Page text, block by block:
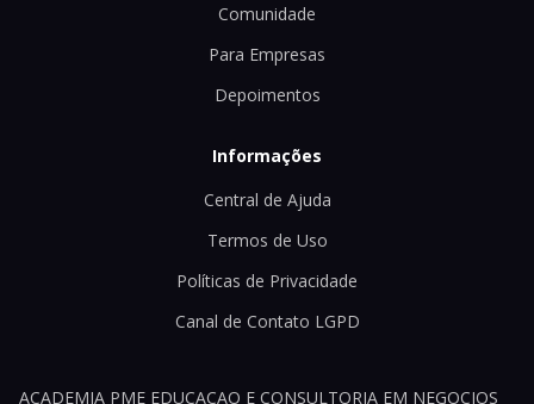
Comunidade
Para Empresas
Depoimentos
Informações
Central de Ajuda
Termos de Uso
Políticas de Privacidade
Canal de Contato LGPD
ACADEMIA PME EDUCACAO E CONSULTORIA EM NEGOCIOS